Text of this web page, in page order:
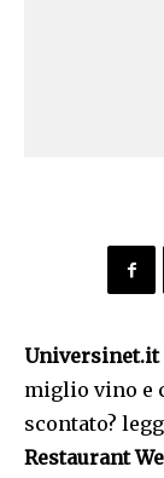
Universinet.it
miglio vino e
scontato?
Restaurant